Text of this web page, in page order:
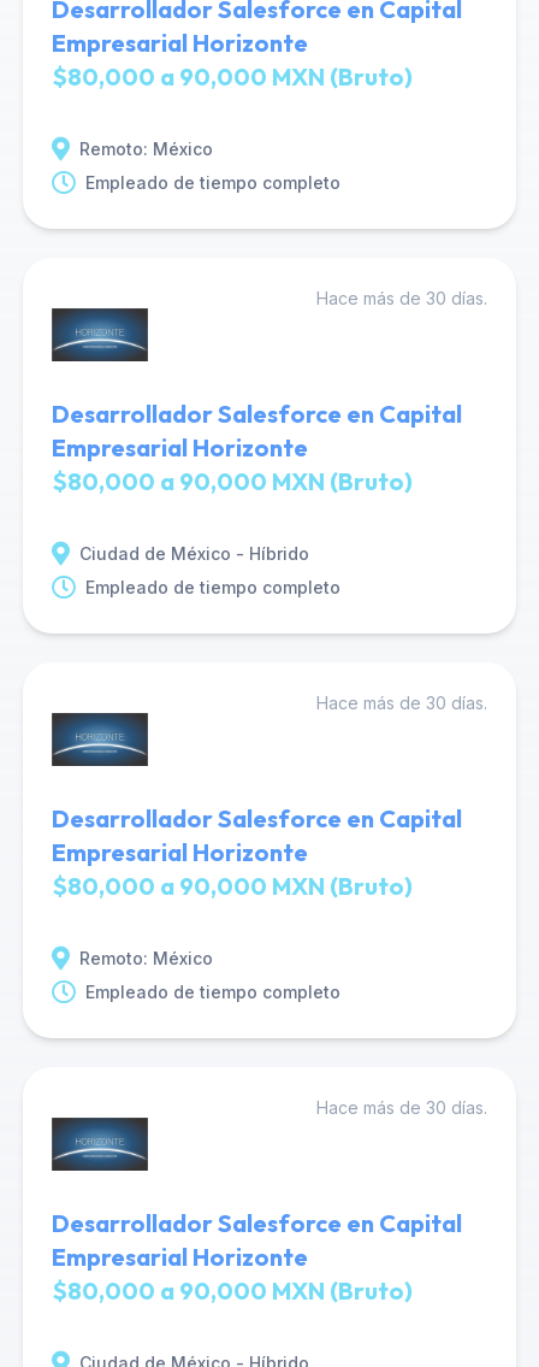
Desarrollador Salesforce en Capital
Empresarial Horizonte
$80,000 a 90,000 MXN (Bruto)
Remoto: México
Empleado de tiempo completo
Hace más de 30 días.
Desarrollador Salesforce en Capital
Empresarial Horizonte
$80,000 a 90,000 MXN (Bruto)
Ciudad de México - Híbrido
Empleado de tiempo completo
Hace más de 30 días.
Desarrollador Salesforce en Capital
Empresarial Horizonte
$80,000 a 90,000 MXN (Bruto)
Remoto: México
Empleado de tiempo completo
Hace más de 30 días.
Desarrollador Salesforce en Capital
Empresarial Horizonte
$80,000 a 90,000 MXN (Bruto)
Ciudad de México - Híbrido